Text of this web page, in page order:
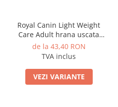
Royal Canin Light Weight
Care Adult hrana uscata
pisica limitarea cresterii in
greutate, 8 kg
de la 43,40 RON
TVA inclus
VEZI VARIANTE